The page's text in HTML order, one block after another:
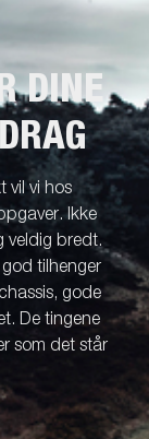
DINE
vil vi hos
Ikke
veldig bredt.
tilhenger
gode
De tingene
som det står